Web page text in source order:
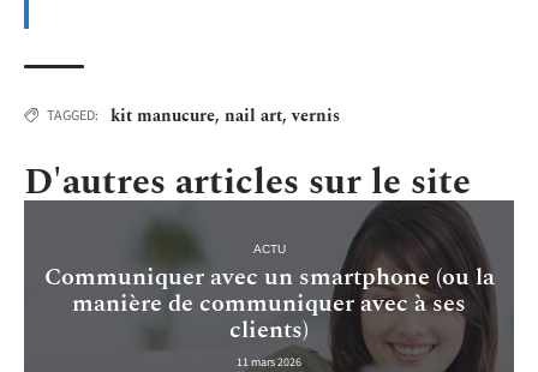
TAGGED: kit manucure, nail art,vernis
D'autres articles sur le site
ACTU
Communiquer avec un smartphone (ou la
manière de communiquer avec à ses
clients)
11 mars 2026